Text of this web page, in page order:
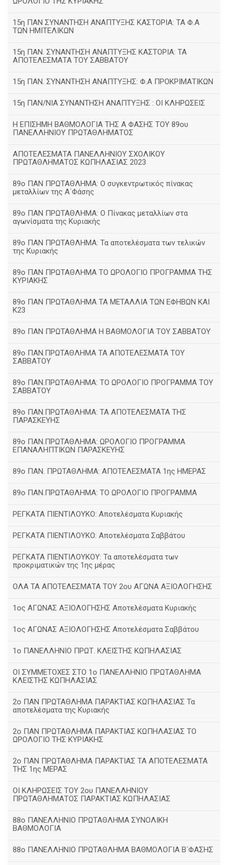
15η ΠΑΝ ΣΥΝΑΝΤΗΣΗ ΑΝΑΠΤΥΞΗΣ ΚΑΣΤΟΡΙΑ: ΤΑ Φ.Α
ΤΩΝ ΗΜΙΤΕΛΙΚΩΝ
15η ΠΑΝ. ΣΥΝΑΝΤΗΣΗ ΑΝΑΠΤΥΞΗΣ ΚΑΣΤΟΡΙΑ: ΤΑ
ΑΠΟΤΕΛΕΣΜΑΤΑ ΤΟΥ ΣΑΒΒΑΤΟΥ
15η ΠΑΝ. ΣΥΝΑΝΤΗΣΗ ΑΝΑΠΤΥΞΗΣ: Φ.Α ΠΡΟΚΡΙΜΑΤΙΚΩΝ
15η ΠΑΝ/ΝΙΑ ΣΥΝΑΝΤΗΣΗ ΑΝΑΠΤΥΞΗΣ : ΟΙ ΚΛΗΡΩΣΕΙΣ
Η ΕΠΙΣΗΜΗ ΒΑΘΜΟΛΟΓΙΑ ΤΗΣ Α ΦΑΣΗΣ ΤΟΥ 89ου
ΠΑΝΕΛΛΗΝΙΟΥ ΠΡΩΤΑΘΛΗΜΑΤΟΣ
ΑΠΟΤΕΛΕΣΜΑΤΑ ΠΑΝΕΛΛΗΝΙΟΥ ΣΧΟΛΙΚΟΥ
ΠΡΩΤΑΘΛΗΜΑΤΟΣ ΚΩΠΗΛΑΣΙΑΣ 2023
89ο ΠΑΝ ΠΡΩΤΑΘΛΗΜΑ: Ο συγκεντρωτικός πίνακας
μεταλλίων της Α΄Φάσης
89ο ΠΑΝ ΠΡΩΤΑΘΛΗΜΑ: Ο Πίνακας μεταλλίων στα
αγωνίσματα της Κυριακής
89ο ΠΑΝ ΠΡΩΤΑΘΛΗΜΑ: Τα αποτελέσματα των τελικών
της Κυριακής
89ο ΠΑΝ ΠΡΩΤΑΘΛΗΜΑ ΤΟ ΩΡΟΛΟΓΙΟ ΠΡΟΓΡΑΜΜΑ ΤΗΣ
ΚΥΡΙΑΚΗΣ
89ο ΠΑΝ ΠΡΩΤΑΘΛΗΜΑ ΤΑ ΜΕΤΑΛΛΙΑ ΤΩΝ ΕΦΗΒΩΝ ΚΑΙ
Κ23
89ο ΠΑΝ ΠΡΩΤΑΘΛΗΜΑ Η ΒΑΘΜΟΛΟΓΙΑ ΤΟΥ ΣΑΒΒΑΤΟΥ
89ο ΠΑΝ.ΠΡΩΤΑΘΛΗΜΑ ΤΑ ΑΠΟΤΕΛΕΣΜΑΤΑ ΤΟΥ
ΣΑΒΒΑΤΟΥ
89ο ΠΑΝ.ΠΡΩΤΑΘΛΗΜΑ: ΤΟ ΩΡΟΛΟΓΙΟ ΠΡΟΓΡΑΜΜΑ ΤΟΥ
ΣΑΒΒΑΤΟΥ
89ο ΠΑΝ.ΠΡΩΤΑΘΛΗΜΑ: ΤΑ ΑΠΟΤΕΛΕΣΜΑΤΑ ΤΗΣ
ΠΑΡΑΣΚΕΥΗΣ
89ο ΠΑΝ.ΠΡΩΤΑΘΛΗΜΑ: ΩΡΟΛΟΓΙΟ ΠΡΟΓΡΑΜΜΑ
ΕΠΑΝΑΛΗΠΤΙΚΩΝ ΠΑΡΑΣΚΕΥΗΣ
89ο ΠΑΝ. ΠΡΩΤΑΘΛΗΜΑ: ΑΠΟΤΕΛΕΣΜΑΤΑ 1ης ΗΜΕΡΑΣ
89ο ΠΑΝ.ΠΡΩΤΑΘΛΗΜΑ: ΤΟ ΩΡΟΛΟΓΙΟ ΠΡΟΓΡΑΜΜΑ
ΡΕΓΚΑΤΑ ΠΙΕΝΤΙΛΟΥΚΟ: Αποτελέσματα Κυριακής
ΡΕΓΚΑΤΑ ΠΙΕΝΤΙΛΟΥΚΟ: Αποτελέσματα Σαββάτου
ΡΕΓΚΑΤΑ ΠΙΕΝΤΙΛΟΥΚΟΥ: Τα αποτελέσματα των
προκριματικών της 1ης μέρας
ΟΛΑ ΤΑ ΑΠΟΤΕΛΕΣΜΑΤΑ ΤΟΥ 2ου ΑΓΩΝΑ ΑΞΙΟΛΟΓΗΣΗΣ
1ος ΑΓΩΝΑΣ ΑΞΙΟΛΟΓΗΣΗΣ Αποτελέσματα Κυριακής
1ος ΑΓΩΝΑΣ ΑΞΙΟΛΟΓΗΣΗΣ Αποτελέσματα Σαββάτου
1ο ΠΑΝΕΛΛΗΝΙΟ ΠΡΩΤ. ΚΛΕΙΣΤΗΣ ΚΩΠΗΛΑΣΙΑΣ
ΟΙ ΣΥΜΜΕΤΟΧΕΣ ΣΤΟ 1ο ΠΑΝΕΛΛΗΝΙΟ ΠΡΩΤΑΘΛΗΜΑ
ΚΛΕΙΣΤΗΣ ΚΩΠΗΛΑΣΙΑΣ
2ο ΠΑΝ ΠΡΩΤΑΘΛΗΜΑ ΠΑΡΑΚΤΙΑΣ ΚΩΠΗΛΑΣΙΑΣ Τα
αποτελέσματα της Κυριακής
2ο ΠΑΝ ΠΡΩΤΑΘΛΗΜΑ ΠΑΡΑΚΤΙΑΣ ΚΩΠΗΛΑΣΙΑΣ ΤΟ
ΩΡΟΛΟΓΙΟ ΤΗΣ ΚΥΡΙΑΚΗΣ
2ο ΠΑΝ ΠΡΩΤΑΘΛΗΜΑ ΠΑΡΑΚΤΙΑΣ ΤΑ ΑΠΟΤΕΛΕΣΜΑΤΑ
ΤΗΣ 1ης ΜΕΡΑΣ
ΟΙ ΚΛΗΡΩΣΕΙΣ ΤΟΥ 2ου ΠΑΝΕΛΛΗΝΙΟΥ
ΠΡΩΤΑΘΛΗΜΑΤΟΣ ΠΑΡΑΚΤΙΑΣ ΚΩΠΗΛΑΣΙΑΣ
88ο ΠΑΝΕΛΛΗΝΙΟ ΠΡΩΤΑΘΛΗΜΑ ΣΥΝΟΛΙΚΗ
ΒΑΘΜΟΛΟΓΙΑ
88ο ΠΑΝΕΛΛΗΝΙΟ ΠΡΩΤΑΘΛΗΜΑ ΒΑΘΜΟΛΟΓΙΑ Β΄ΦΑΣΗΣ